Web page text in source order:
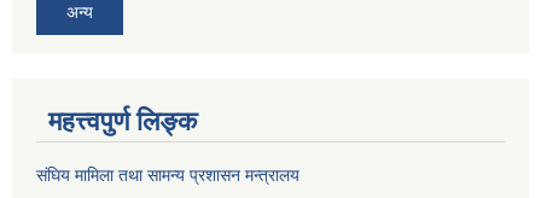
अन्य
महत्त्वपुर्ण लिङ्क
संघिय मामिला तथा सामन्य प्रशासन मन्त्रालय